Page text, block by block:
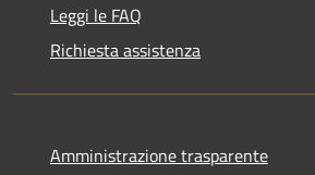
Leggi le FAQ
Richiesta assistenza
Amministrazione trasparente